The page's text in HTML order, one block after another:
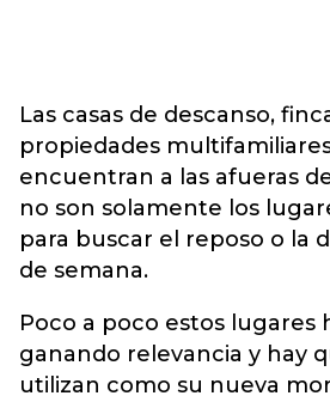
Las casas de descanso,
propiedades
encuentran a las afueras
no son solamente los
para buscar el reposo o la
de semana.
Poco a poco estos lugares
ganando relevancia y hay
utilizan como su nueva